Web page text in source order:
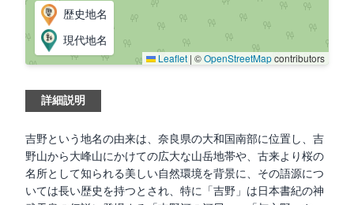
歴史地名
現代地名
Leaflet | ©OpenStreetMapcontributors
詳細説明
吉野という地名の由来は、奈良県の大和国南部に位置し、吉
野山から大峰山にかけての広大な山岳地帯や、古来より桜の
名所として知られる美しい自然環境を背景に、その語源につ
いては長い歴史を持つとされ、特に「吉野」は日本書紀の神